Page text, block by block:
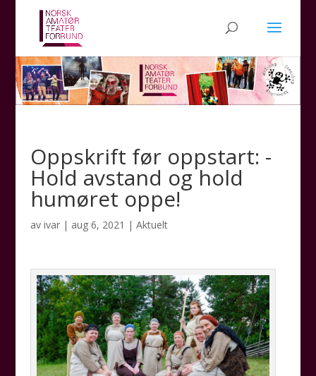
Oppskrift før oppstart: -
Hold avstand og hold
humøret oppe!
av ivar| aug 6, 2021 | Aktuelt